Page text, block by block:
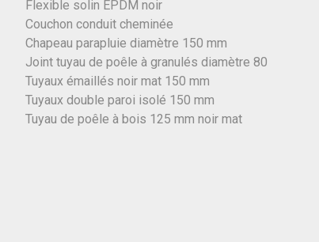
Flexible solin EPDM noir
Couchon conduit cheminée
Chapeau parapluie diamètre 150 mm
Joint tuyau de poêle à granulés diamètre 80
Tuyaux émaillés noir mat 150 mm
Tuyaux double paroi isolé 150 mm
Tuyau de poêle à bois 125 mm noir mat